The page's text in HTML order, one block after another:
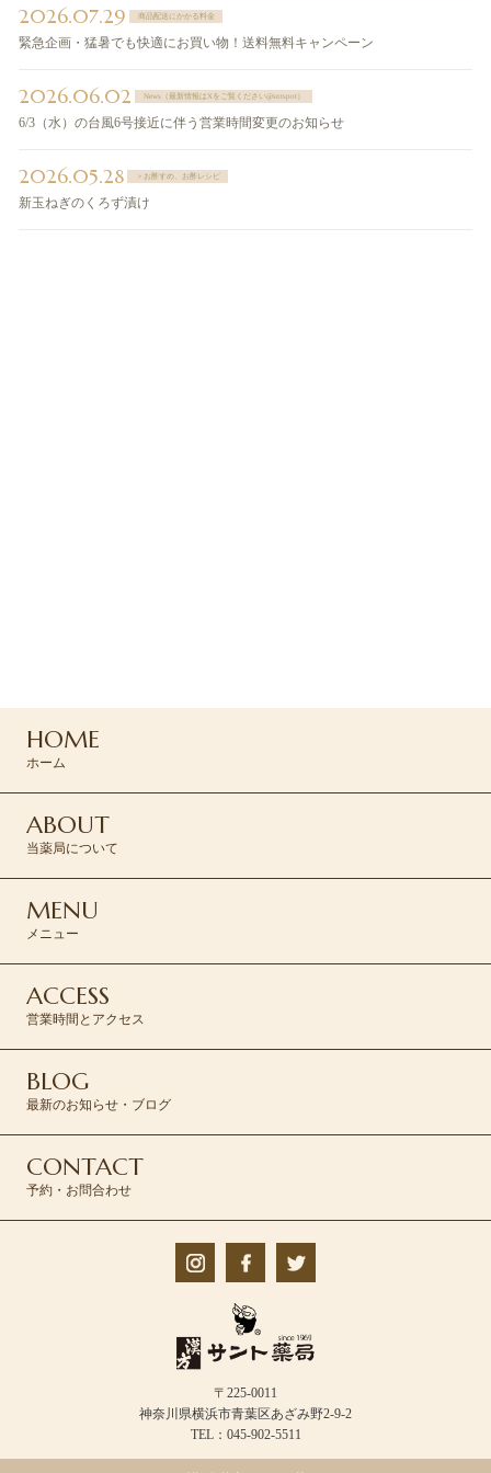
2026.07.29 商品配送にかかる料金
緊急企画・猛暑でも快適にお買い物！送料無料キャンペーン
2026.06.02 News（最新情報はXをご覧ください@sntspot）
6/3（水）の台風6号接近に伴う営業時間変更のお知らせ
2026.05.28 ＞お酢すめ、お酢レシピ
新玉ねぎのくろず漬け
HOME
ホーム
ABOUT
当薬局について
MENU
メニュー
ACCESS
営業時間とアクセス
BLOG
最新のお知らせ・ブログ
CONTACT
予約・お問合わせ
〒225-0011
神奈川県横浜市青葉区あざみ野2-9-2
TEL：045-902-5511